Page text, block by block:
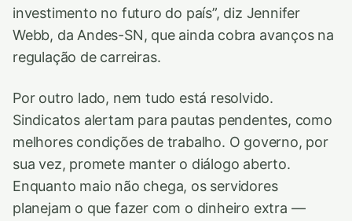
investimento no futuro do país”, diz Jennifer
Webb, da Andes-SN, que ainda cobra avanços na
regulação de carreiras.
Por outro lado, nem tudo está resolvido.
Sindicatos alertam para pautas pendentes, como
melhores condições de trabalho. O governo, por
sua vez, promete manter o diálogo aberto.
Enquanto maio não chega, os servidores
planejam o que fazer com o dinheiro extra —